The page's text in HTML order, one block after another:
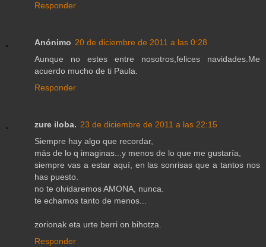
Responder
Anónimo 20 de diciembre de 2011 a las 0:28
Aunque no estes entre nosotros,felices navidades.Me
acuerdo mucho de ti Paula.
Responder
zure iloba. 23 de diciembre de 2011 a las 22:15
Siempre hay algo que recordar,
más de lo q imaginas...y menos de lo que me gustaría,
siempre vas a estar aquí, en las sonrisas que a tantos nos
has puesto.
no te olvidaremos AMONA, nunca.
te echamos tanto de menos...
zorionak eta urte berri on bihotza.
Responder